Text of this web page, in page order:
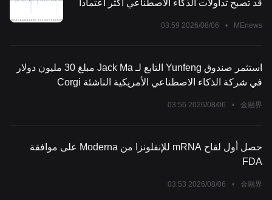
قد تصبح تداولات الذكاء الاصطناعي أكثر اعتماداً
MEnews
•
2026/08/06 03:59
استثمر صندوق Yunfeng التابع لـ Jack Ma مبلغ 30 مليون دولار
في شركة الذكاء الاصطناعي الأمريكية الناشئة Corgi
金融界
•
2026/08/06 03:56
حصل أول لقاح mRNA للإنفلونزا من Moderna على موافقة
FDA
金融界
•
2026/08/06 03:53